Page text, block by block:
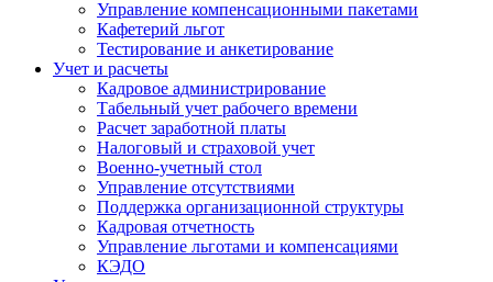
Управление компенсационными пакетами
Кафетерий льгот
Тестирование и анкетирование
Учет и расчеты
Кадровое администрирование
Табельный учет рабочего времени
Расчет заработной платы
Налоговый и страховой учет
Военно-учетный стол
Управление отсутствиями
Поддержка организационной структуры
Кадровая отчетность
Управление льготами и компенсациями
КЭДО